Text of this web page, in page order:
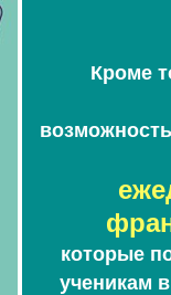
Кроме
которые
ученикам